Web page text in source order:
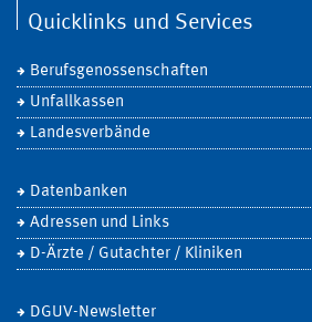
Quicklinks und Services
Berufsgenossenschaften
Unfallkassen
Landesverbände
Datenbanken
Adressen und Links
D-Ärzte / Gutachter / Kliniken
DGUV-Newsletter